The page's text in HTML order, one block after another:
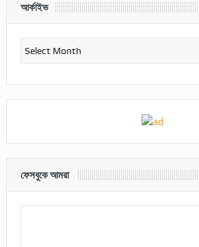
আর্কাইভ
আর্কাইভ
ফেসবুকে আমরা